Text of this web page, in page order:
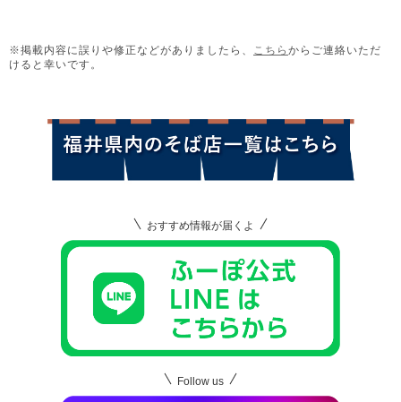
※掲載内容に誤りや修正などがありましたら、 こちら からご連絡いただ
けると幸いです。
おすすめ情報が届くよ
Follow us